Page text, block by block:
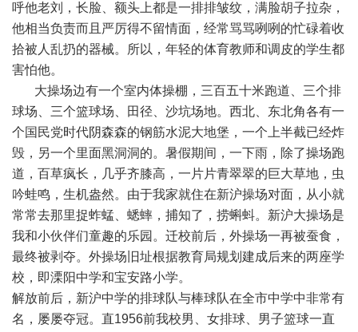
呼他老刘，长脸、额头上都是一排排皱纹，满脸胡子拉杂，
他相当负责而且严厉得不留情面，经常骂骂咧咧的忙碌着收
拾被人乱扔的器械。所以，年轻的体育教师和调皮的学生都
害怕他。
大操场边有一个室内体操棚，三百五十米跑道、三个排
球场、三个篮球场、田径、沙坑场地。西北、东北角各有一
个国民党时代阴森森的钢筋水泥大地堡，一个上半截已经炸
毁，另一个里面黑洞洞的。暑假期间，一下雨，除了操场跑
道，百草疯长，几乎齐膝高，一片片青翠翠的巨大草地，虫
吟蛙鸣，生机盎然。由于我家就住在新沪操场对面，从小就
常常去那里捉蚱蜢、蟋蟀，捕知了，捞蝌蚪。新沪大操场是
我和小伙伴们童趣的乐园。迁校前后，外操场一再被蚕食，
最终被剥夺。外操场旧址根据教育局规划建成后来的两座学
校，即溧阳中学和宝安路小学。
解放前后，新沪中学的排球队与棒球队在全市中学中非常有
名，屡屡夺冠。直1956前我校男、女排球、男子篮球一直